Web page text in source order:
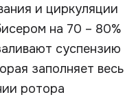
и циркуляции
на 70 – 80%
суспензию
заполняет весь
ротора